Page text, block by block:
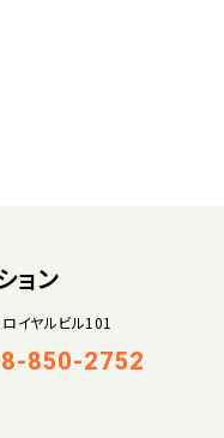
ョン
イヤルビル101
850-2752